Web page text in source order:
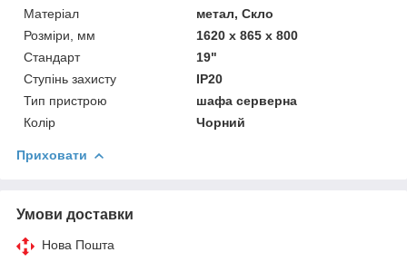
Матеріал
метал, Скло
Розміри, мм
1620 х 865 х 800
Стандарт
19"
Ступінь захисту
IP20
Тип пристрою
шафа серверна
Колір
Чорний
Приховати
Умови доставки
Нова Пошта